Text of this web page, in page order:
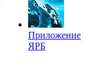
Приложение
ЯРБ